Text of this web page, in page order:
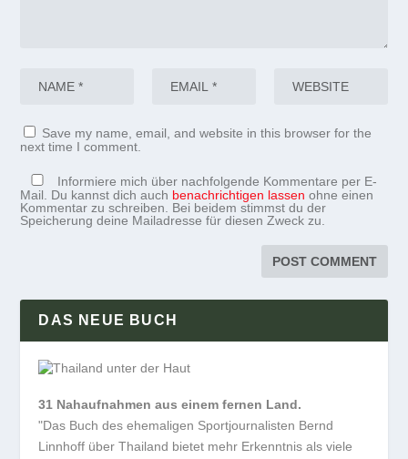
Save my name, email, and website in this browser for the
next time I comment.
Informiere mich über nachfolgende Kommentare per E-
Mail. Du kannst dich auch benachrichtigen lassen ohne einen
Kommentar zu schreiben. Bei beidem stimmst du der
Speicherung deine Mailadresse für diesen Zweck zu.
DAS NEUE BUCH
31 Nahaufnahmen aus einem fernen Land.
"Das Buch des ehemaligen Sportjournalisten Bernd
Linnhoff über Thailand bietet mehr Erkenntnis als viele